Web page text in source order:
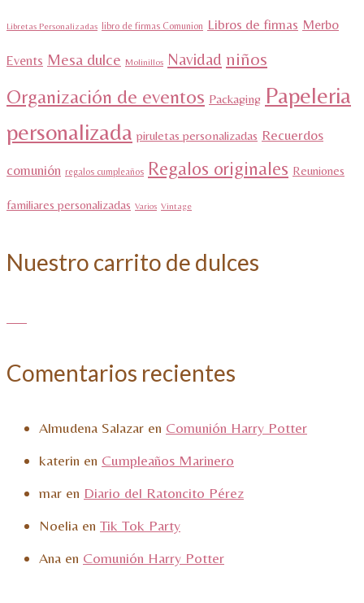
Libretas Personalizadas libro de firmas Comunion Libros de firmas Merbo
Events Mesa dulce Molinillos Navidad niños
Organización de eventos Packaging Papeleria
personalizada piruletas personalizadas Recuerdos
comunión regalos cumpleaños Regalos originales Reuniones
familiares personalizadas Varios Vintage
Nuestro carrito de dulces
Comentarios recientes
Almudena Salazar en Comunión Harry Potter
katerin en Cumpleaños Marinero
mar en Diario del Ratoncito Pérez
Noelia en Tik Tok Party
Ana en Comunión Harry Potter